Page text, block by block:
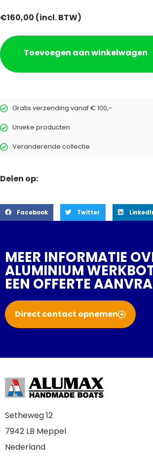
€160,00 (incl. BTW)
Toevoegen aan winkelwagen
Gratis verzending vanaf € 100,-
Unieke producten
Veranderende collectie
Delen op:
Facebook Twitter
MEER INFORMATIE
ALUMINIUM
EEN OFFERTE
Direct contact opnemen
Setheweg 12
7942 LB Meppel
Nederland